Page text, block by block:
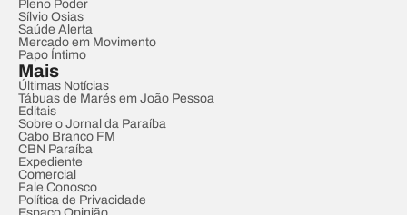
Pleno Poder
Sílvio Osias
Saúde Alerta
Mercado em Movimento
Papo Íntimo
Mais
Últimas Notícias
Tábuas de Marés em João Pessoa
Editais
Sobre o Jornal da Paraíba
Cabo Branco FM
CBN Paraíba
Expediente
Comercial
Fale Conosco
Política de Privacidade